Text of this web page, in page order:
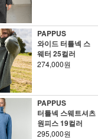
PAPPUS
와이드 터틀넥 스
웨터 25컬러
274,000원
PAPPUS
터틀넥 스웨트셔츠
원피스 19컬러
295,000원